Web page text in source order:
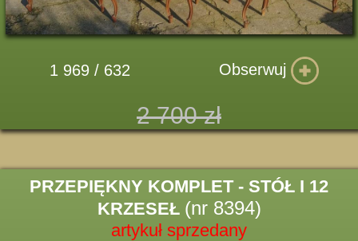
1 969 / 632 Obserwuj
2 700 zł
PRZEPIĘKNY KOMPLET - STÓŁ I 12
KRZESEŁ (nr 8394)
artykuł sprzedany